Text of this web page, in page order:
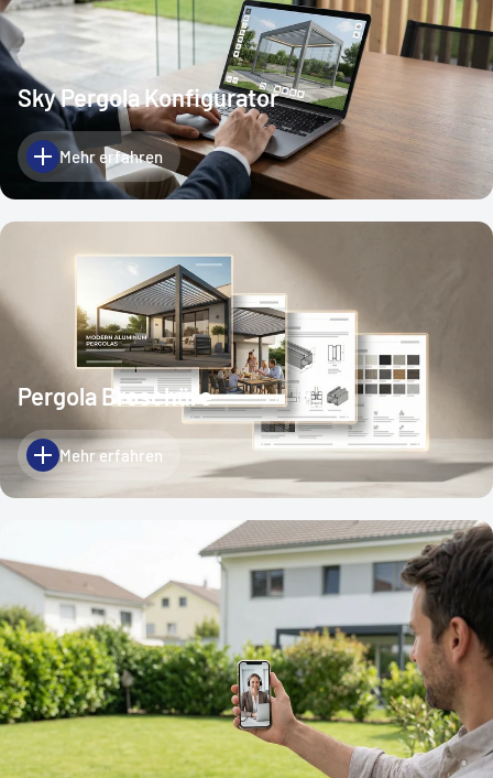
Sky Pergola Konfigurator
Mehr erfahren
Pergola Broschüre
Mehr erfahren